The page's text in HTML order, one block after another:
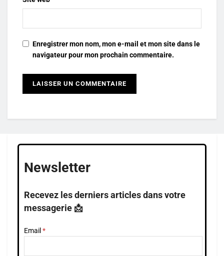
Enregistrer mon nom, mon e-mail et mon site dans le
navigateur pour mon prochain commentaire.
Newsletter
Recevez les derniers articles dans votre
messagerie 📩
Email